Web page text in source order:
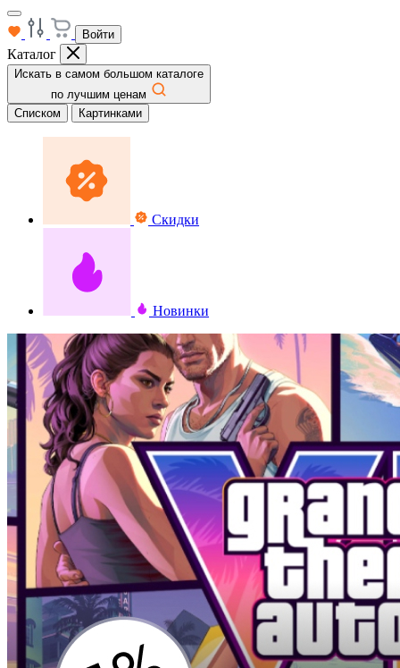
Войти
Каталог
Искать в самом большом каталоге
по лучшим ценам
Списком
Картинками
Скидки
Новинки